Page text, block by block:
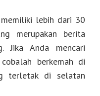
lebih dari 30
merupakan berita
Jika Anda mencari
berkemah di
terletak di selatan